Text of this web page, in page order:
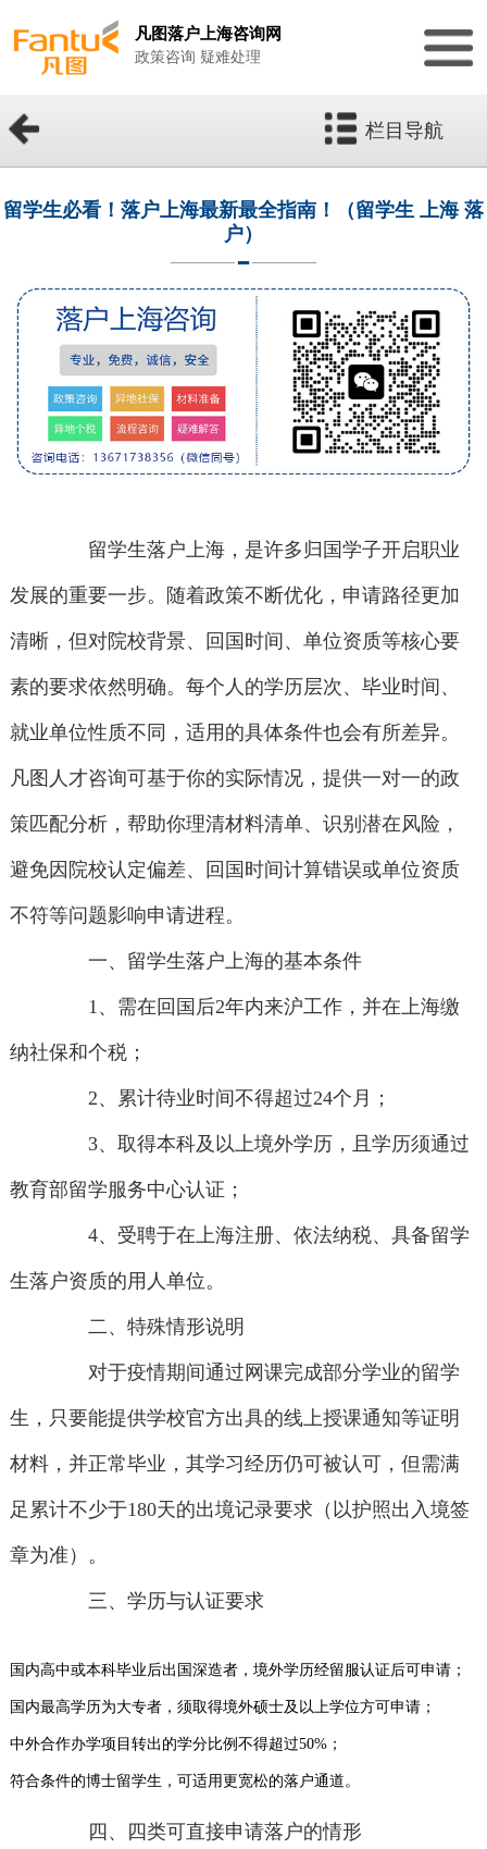
凡图落户上海咨询网
政策咨询 疑难处理
栏目导航
留学生必看！落户上海最新最全指南！（留学生 上海 落
户）
留学生落户上海，是许多归国学子开启职业
发展的重要一步。随着政策不断优化，申请路径更加
清晰，但对院校背景、回国时间、单位资质等核心要
素的要求依然明确。每个人的学历层次、毕业时间、
就业单位性质不同，适用的具体条件也会有所差异。
凡图人才咨询可基于你的实际情况，提供一对一的政
策匹配分析，帮助你理清材料清单、识别潜在风险，
避免因院校认定偏差、回国时间计算错误或单位资质
不符等问题影响申请进程。
一、留学生落户上海的基本条件
1、需在回国后2年内来沪工作，并在上海缴
纳社保和个税；
2、累计待业时间不得超过24个月；
3、取得本科及以上境外学历，且学历须通过
教育部留学服务中心认证；
4、受聘于在上海注册、依法纳税、具备留学
生落户资质的用人单位。
二、特殊情形说明
对于疫情期间通过网课完成部分学业的留学
生，只要能提供学校官方出具的线上授课通知等证明
材料，并正常毕业，其学习经历仍可被认可，但需满
足累计不少于180天的出境记录要求（以护照出入境签
章为准）。
三、学历与认证要求
国内高中或本科毕业后出国深造者，境外学历经留服认证后可申请；
国内最高学历为大专者，须取得境外硕士及以上学位方可申请；
中外合作办学项目转出的学分比例不得超过50%；
符合条件的博士留学生，可适用更宽松的落户通道。
四、四类可直接申请落户的情形